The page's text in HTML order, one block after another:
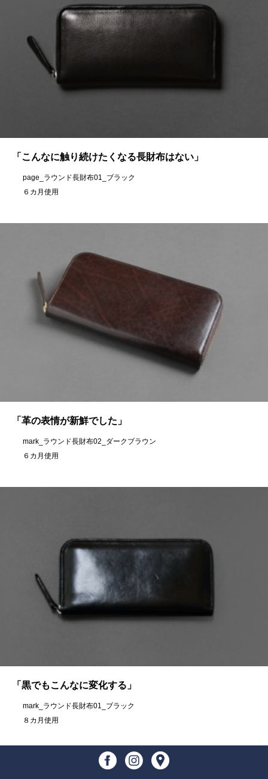
「こんなに触り続けたくなる長財布はない」
page_ラウンド長財布01_ブラック
６カ月使用
「革の表情が新鮮でした」
mark_ラウンド長財布02_ダークブラウン
６カ月使用
「黒でもこんなに変化する」
mark_ラウンド長財布01_ブラック
８カ月使用